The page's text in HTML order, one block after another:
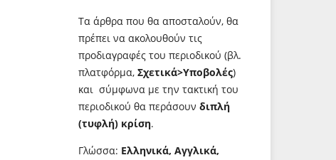
Τα άρθρα που θα αποσταλούν, θα
πρέπει να ακολουθούν τις
προδιαγραφές του περιοδικού (βλ.
πλατφόρμα, Σχετικά>Υποβολές)
και σύμφωνα με την τακτική του
περιοδικού θα περάσουν διπλή
(τυφλή) κρίση.
Γλώσσα: Ελληνικά, Αγγλικά,